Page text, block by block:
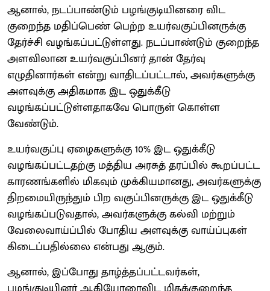
ஆனால், நடப்பாண்டும் பழங்குடியினரை விட
குறைந்த மதிப்பெண் பெற்ற உயர்வகுப்பினருக்கு
தேர்ச்சி வழங்கப்பட்டுள்ளது. நடப்பாண்டும் குறைந்த
அளவிலான உயர்வகுப்பினர் தான் தேர்வு
எழுதினார்கள் என்று வாதிடப்பட்டால், அவர்களுக்கு
அளவுக்கு அதிகமாக இட ஒதுக்கீடு
வழங்கப்பட்டுள்ளதாகவே பொருள் கொள்ள
வேண்டும்.
உயர்வகுப்பு ஏழைகளுக்கு 10% இட ஒதுக்கீடு
வழங்கப்பட்டதற்கு மத்திய அரசுத் தரப்பில் கூறப்பட்ட
காரணங்களில் மிகவும் முக்கியமானது, அவர்களுக்கு
திறமையிருந்தும் பிற வகுப்பினருக்கு இட ஒதுக்கீடு
வழங்கப்படுவதால், அவர்களுக்கு கல்வி மற்றும்
வேலைவாய்ப்பில் போதிய அளவுக்கு வாய்ப்புகள்
கிடைப்பதில்லை என்பது ஆகும்.
ஆனால், இப்போது தாழ்த்தப்பட்டவர்கள்,